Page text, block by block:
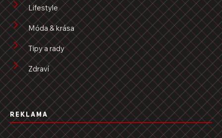
Lifestyle
Móda & krása
Tipy a rady
Zdraví
REKLAMA